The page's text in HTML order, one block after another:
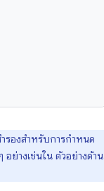
รองสำหรับการกำหนด
ย่างเช่นใน ตัวอย่างด้าน